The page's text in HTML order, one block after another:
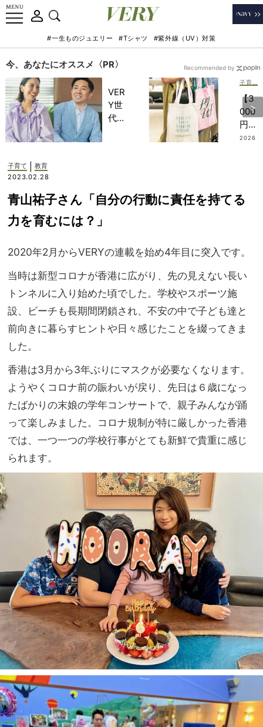
#一生ものジュエリー #Tシャツ #紫外線（UV）対策
今、あなたにオススメ〈PR〉
VER
Y世
代が
んと
考え
ぜ
今、
NO
HO
TEL
な
の？
【3
000
円台
トー
付
広々
洲の
NFI
LO
』が
オシ
と気
分を
アゲ
てく
れる
2026
Recommended by
子育て
教育
2023.02.28
青山祐子さん「自分の行動に責任を持てる
力を育むには？」
2020年2月からVERYの連載を始め4年目に突入です。
当時は新型コロナが香港に広がり、 先の見えない長い
トンネルに入り始めた頃でした。 学校やスポーツ施
設、ビーチも長期間閉鎖され、 不安の中で子ども達と
前向きに暮らすヒントや日々感じたことを綴ってきま
した。
香港は3月から3年ぶりにマスクが必要なくなります。
ようやくコロナ前の賑わいが戻り、 先日は６歳になっ
たばかりの末娘の学年コンサートで、 親子みんなが踊
って楽しみました。 コロナ規制が特に厳しかった香港
では、 一つ一つの学校行事がとても新鮮で貴重に感じ
られます。